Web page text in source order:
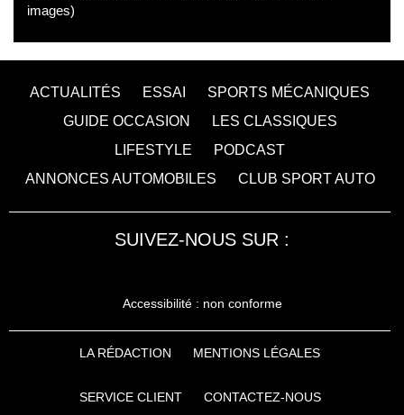
images)
ACTUALITÉS ESSAI
SPORTS MÉCANIQUES
GUIDE OCCASION
LES CLASSIQUES
LIFESTYLE
PODCAST
ANNONCES AUTOMOBILES
CLUB SPORT AUTO
SUIVEZ-NOUS SUR :
Accessibilité : non conforme
LA RÉDACTION MENTIONS LÉGALES
SERVICE CLIENT CONTACTEZ-NOUS